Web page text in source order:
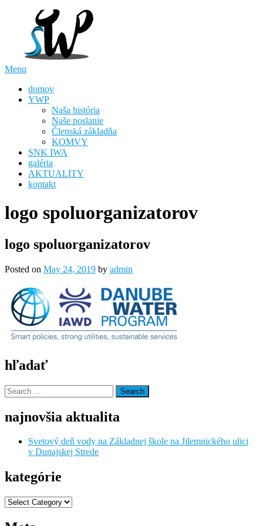
Menu
domov
YWP
Naša história
Naše poslanie
Členská základňa
KOMVY
SNK IWA
galéria
AKTUALITY
kontakt
logo spoluorganizatorov
logo spoluorganizatorov
Posted on May 24, 2019 by admin
hľadať
Search
for:
najnovšia aktualita
Svetový deň vody na Základnej škole na Jilemnického ulici
v Dunajskej Strede
kategórie
kategórie